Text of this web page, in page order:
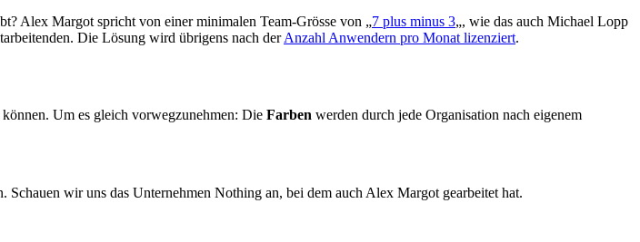
Alex Margot spricht von einer minimalen Team-Grösse von „7 plus minus 3„, wie das auch Michael Lopp
Die Lösung wird übrigens nach derAnzahl Anwendern pro Monat lizenziert.
Um es gleich vorwegzunehmen: Die Farben werden durch jede Organisation nach eigenem
Schauen wir uns das Unternehmen Nothing an, bei dem auch Alex Margot gearbeitet hat.